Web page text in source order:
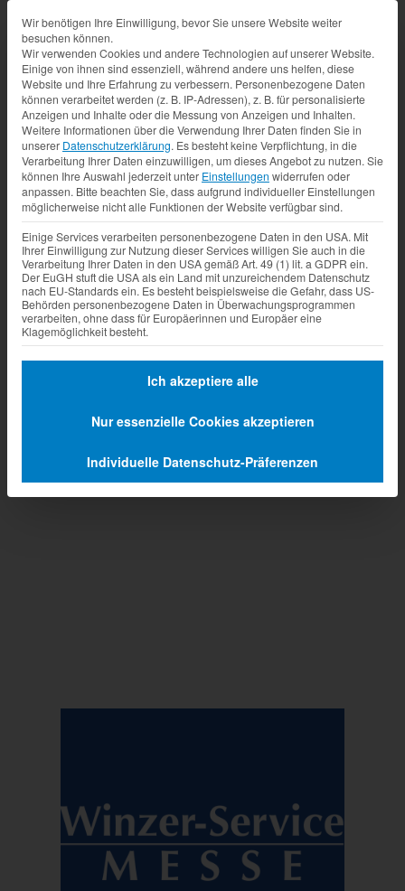
Datenschutz-Präferenz
Wir benötigen Ihre Einwilligung, bevor Sie unsere Website weiter
besuchen können.
Wir verwenden Cookies und andere Technologien auf unserer Website.
Einige von ihnen sind essenziell, während andere uns helfen, diese
Website und Ihre Erfahrung zu verbessern. Personenbezogene Daten
können verarbeitet werden (z. B. IP-Adressen), z. B. für personalisierte
Anzeigen und Inhalte oder die Messung von Anzeigen und Inhalten.
Weitere Informationen über die Verwendung Ihrer Daten finden Sie in
unserer Datenschutzerklärung. Es besteht keine Verpflichtung, in die
Verarbeitung Ihrer Daten einzuwilligen, um dieses Angebot zu nutzen. Sie
können Ihre Auswahl jederzeit unter Einstellungen widerrufen oder
anpassen. Bitte beachten Sie, dass aufgrund individueller Einstellungen
möglicherweise nicht alle Funktionen der Website verfügbar sind.
Einige Services verarbeiten personenbezogene Daten in den USA. Mit
Ihrer Einwilligung zur Nutzung dieser Services willigen Sie auch in die
Verarbeitung Ihrer Daten in den USA gemäß Art. 49 (1) lit. a GDPR ein.
Der EuGH stuft die USA als ein Land mit unzureichendem Datenschutz
nach EU-Standards ein. Es besteht beispielsweise die Gefahr, dass US-
Behörden personenbezogene Daten in Überwachungsprogrammen
verarbeiten, ohne dass für Europäerinnen und Europäer eine
Klagemöglichkeit besteht.
Ich akzeptiere alle
Nur essenzielle Cookies akzeptieren
Individuelle Datenschutz-Präferenzen